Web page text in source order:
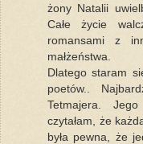
żony Natalii
Całe życie
romansami z
małżeństwa.
Dlatego staram
poetów..
Tetmajera.
czytałam, że
była pewna, że